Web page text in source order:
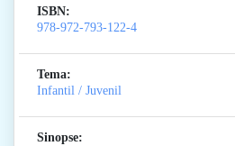
ISBN:
978-972-793-122-4
Tema:
Infantil / Juvenil
Sinopse: